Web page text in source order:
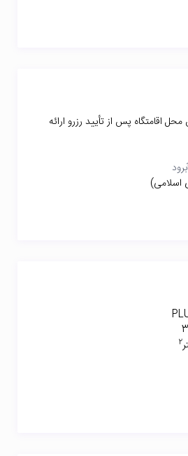
اقامتگاه پس از تأیید رزرو ارائه
اسلامی)
2